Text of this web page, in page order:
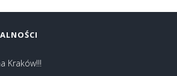
Kraków!!!